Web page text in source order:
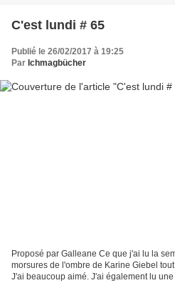
C'est lundi # 65
Publié le 26/02/2017 à 19:25
Par Ichmagbücher
Proposé par Galleane Ce que j'ai lu la
morsures de l'ombre de Karine Giebel
J'ai beaucoup aimé. J'ai également lu